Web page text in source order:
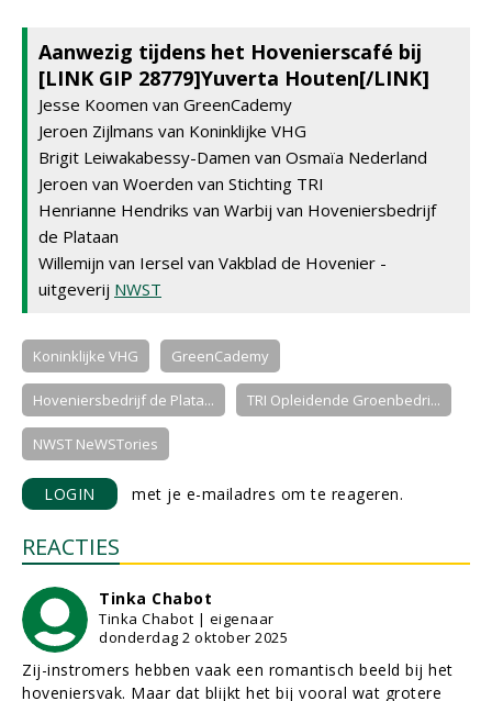
Aanwezig tijdens het Hovenierscafé bij
[LINK GIP 28779]Yuverta Houten[/LINK]
Jesse Koomen van GreenCademy
Jeroen Zijlmans van Koninklijke VHG
Brigit Leiwakabessy-Damen van Osmaïa Nederland
Jeroen van Woerden van Stichting TRI
Henrianne Hendriks van Warbij van Hoveniersbedrijf
de Plataan
Willemijn van Iersel van Vakblad de Hovenier -
uitgeverij NWST
Koninklijke VHG GreenCademy
Hoveniersbedrijf de Plata... TRI Opleidende Groenbedri...
NWST NeWSTories
LOGIN met je e-mailadres om te reageren.
REACTIES
Tinka Chabot
Tinka Chabot | eigenaar
donderdag 2 oktober 2025
Zij-instromers hebben vaak een romantisch beeld bij het
hoveniersvak. Maar dat blijkt het bij vooral wat grotere